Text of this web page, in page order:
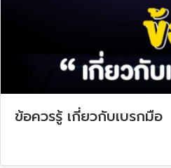
ข้อควรรู้ เกี่ยวกับเบรกมือ